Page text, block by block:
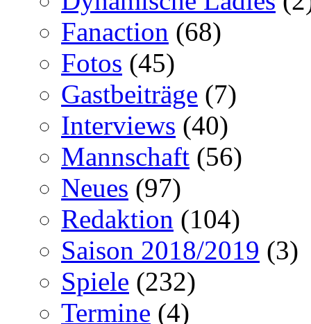
Fanaction (68)
Fotos (45)
Gastbeiträge (7)
Interviews (40)
Mannschaft (56)
Neues (97)
Redaktion (104)
Saison 2018/2019 (3)
Spiele (232)
Termine (4)